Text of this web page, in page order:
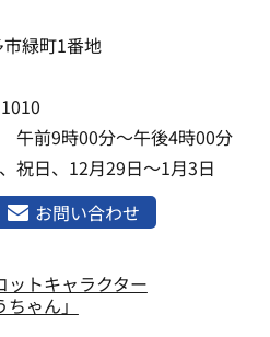
緑町1番地
午前9時00分～午後4時00分
祝日、12月29日～1月3日
お問い合わせ
ットキャラクター
ちゃん」